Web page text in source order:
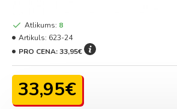
33,95€
Atlikums: 8
Artikuls: 623-24
PRO CENA:33,95€